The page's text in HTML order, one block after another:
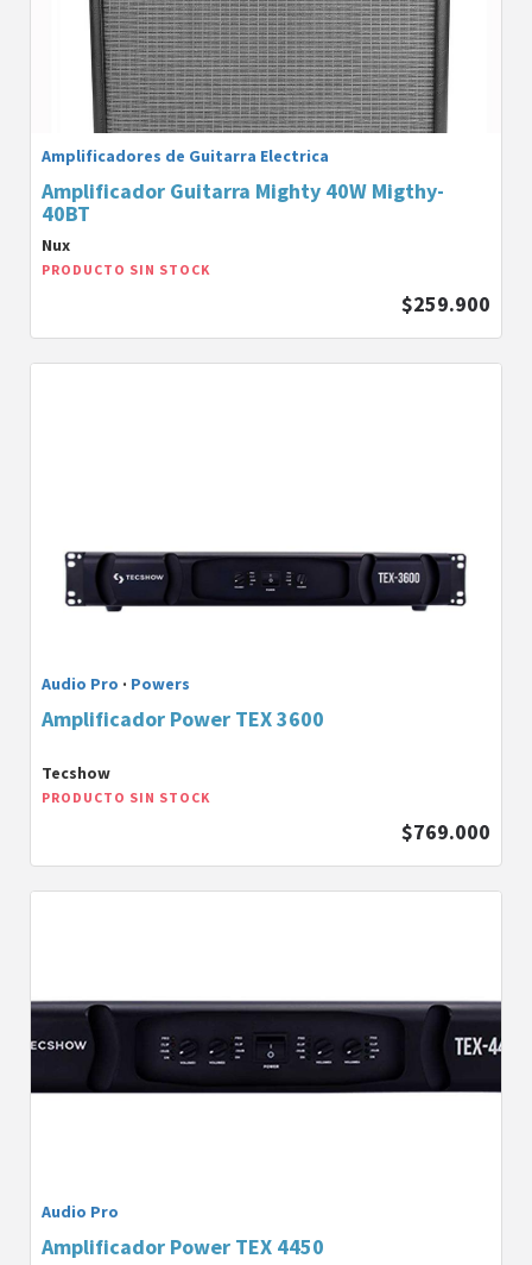
Amplificadores de Guitarra Electrica
Amplificador Guitarra Mighty 40W Migthy-
40BT
Nux
PRODUCTO SIN STOCK
$259.900
Audio Pro · Powers
Amplificador Power TEX 3600
Tecshow
PRODUCTO SIN STOCK
$769.000
Audio Pro
Amplificador Power TEX 4450